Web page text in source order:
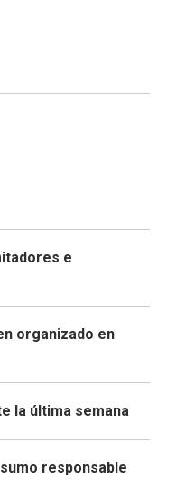
e
organizado en
la última semana
responsable